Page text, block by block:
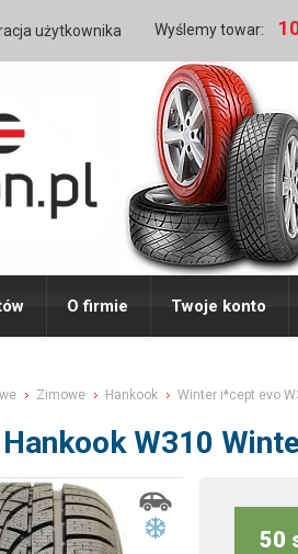
użytkownika Wyślemy towar:
O firmie Twoje konto
Zimowe Hankook Winter i*cept evo
W310
50